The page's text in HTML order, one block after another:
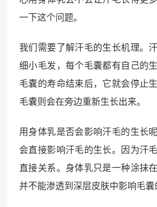
一下这个问题。
我们需要了解汗毛的生长机理。
细小毛发，每个毛囊都有自己的
毛囊的寿命结束后，它就会停止
毛囊则会在旁边重新生长出来。
用身体乳是否会影响汗毛的生长
会直接影响汗毛的生长。因为汗
直接关系。身体乳只是一种涂抹
并不能渗透到深层皮肤中影响毛囊